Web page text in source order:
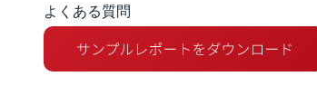
市場分析
トレンドとインサイト
よくある質問